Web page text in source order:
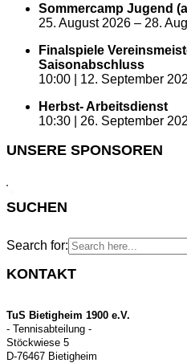
Sommercamp Jugend
25. August 2026 – 28.
Finalspiele
Saisonabschluss
10:00 | 12. September
Herbst- Arbeitsdienst
10:30 | 26. September
UNSERE SPONSOREN
SUCHEN
Search for:
KONTAKT
TuS Bietigheim 1900 e.V.
- Tennisabteilung -
Stöckwiese 5
D-76467 Bietigheim